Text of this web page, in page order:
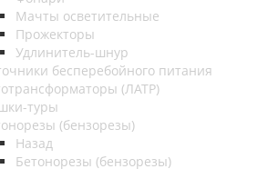
Мачты осветительные
Прожекторы
Удлинитель-шнур
бесперебойного питания
(ЛАТР)
туры
(бензорезы)
Назад
Бетонорезы (бензорезы)